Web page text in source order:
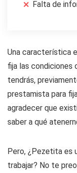
Falta de
Una característica
fija las condiciones
tendrás,
prestamista para
agradecer que
saber a qué
Pero, ¿Pezetita es
trabajar? No te